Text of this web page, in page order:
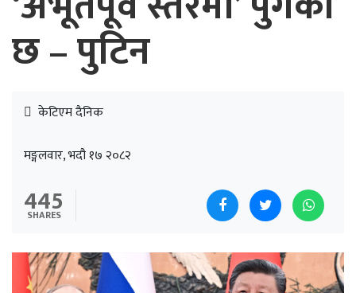
छ – पुटिन
केटिएम दैनिक
मङ्गलवार, भदौ १७ २०८२
445
SHARES